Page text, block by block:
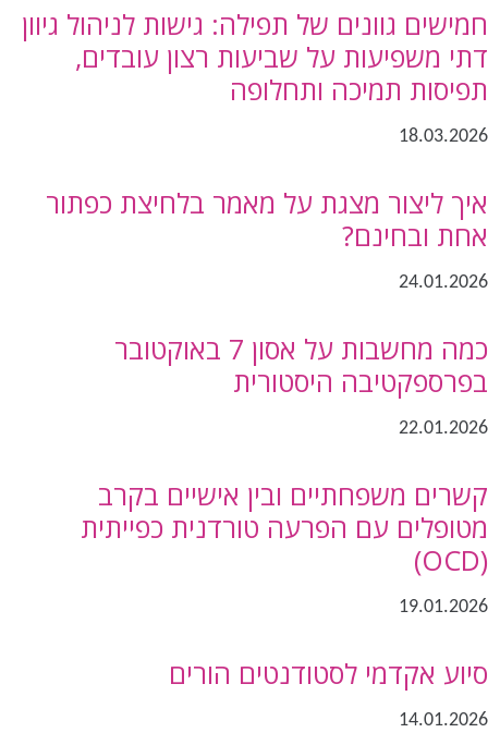
חמישים גוונים של תפילה: גישות לניהול גיוון
דתי משפיעות על שביעות רצון עובדים,
תפיסות תמיכה ותחלופה
18.03.2026
איך ליצור מצגת על מאמר בלחיצת כפתור
אחת ובחינם?
24.01.2026
כמה מחשבות על אסון 7 באוקטובר
בפרספקטיבה היסטורית
22.01.2026
קשרים משפחתיים ובין אישיים בקרב
מטופלים עם הפרעה טורדנית כפייתית
(OCD)
19.01.2026
סיוע אקדמי לסטודנטים הורים
14.01.2026